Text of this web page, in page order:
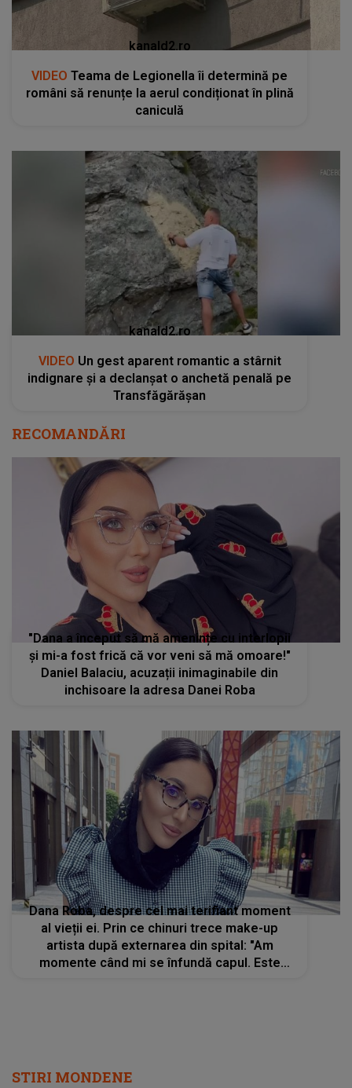
kanald2.ro
VIDEO Teama de Legionella îi determină pe
români să renunțe la aerul condiționat în plină
caniculă
kanald2.ro
VIDEO Un gest aparent romantic a stârnit
indignare și a declanșat o anchetă penală pe
Transfăgărășan
RECOMANDĂRI
"Dana a început să mă amenințe cu interlopii
și mi-a fost frică că vor veni să mă omoare!"
Daniel Balaciu, acuzații inimaginabile din
inchisoare la adresa Danei Roba
Dana Roba, despre cel mai terifiant moment
al vieții ei. Prin ce chinuri trece make-up
artista după externarea din spital: "Am
momente când mi se înfundă capul. Este
STIRI MONDENE